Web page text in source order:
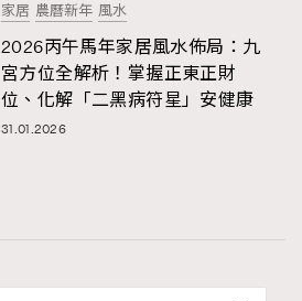
家居 農曆新年 風水
2026丙午馬年家居風水佈局：九
宮方位全解析！掌握正東正財
位、化解「二黑病符星」安健康
31.01.2026